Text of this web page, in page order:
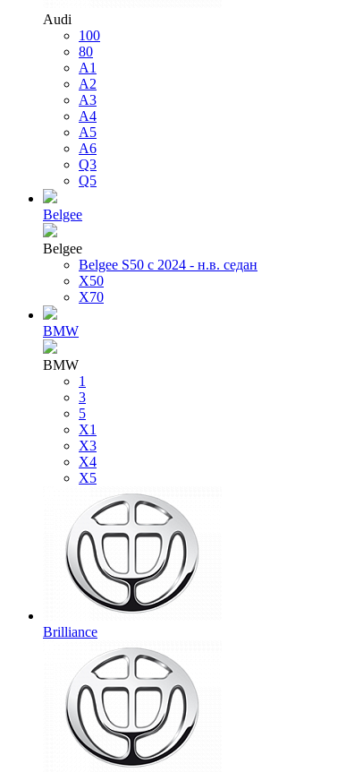
Audi
100
80
A1
A2
A3
A4
A5
A6
Q3
Q5
Belgee
Belgee
Belgee S50 с 2024 - н.в. седан
X50
X70
BMW
BMW
1
3
5
X1
X3
X4
X5
Brilliance